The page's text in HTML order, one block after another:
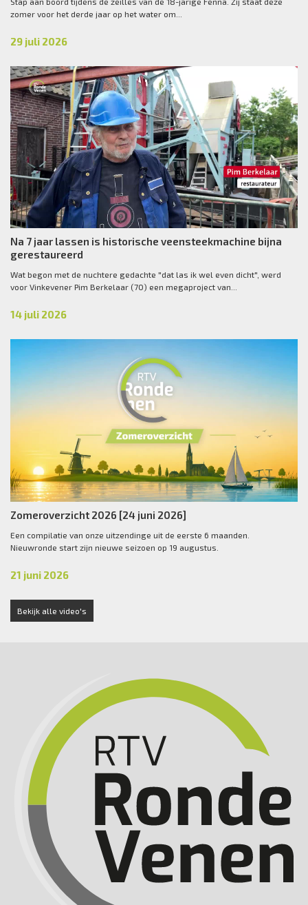
zomer voor het derde jaar op het water om...
29 juli 2026
Na 7 jaar lassen is historische veensteekmachine bijna
gerestaureerd
Wat begon met de nuchtere gedachte "dat las ik wel even dicht", werd
voor Vinkevener Pim Berkelaar (70) een megaproject van...
14 juli 2026
Zomeroverzicht 2026 [24 juni 2026]
Een compilatie van onze uitzendinge uit de eerste 6 maanden.
Nieuwronde start zijn nieuwe seizoen op 19 augustus.
21 juni 2026
Bekijk alle video's